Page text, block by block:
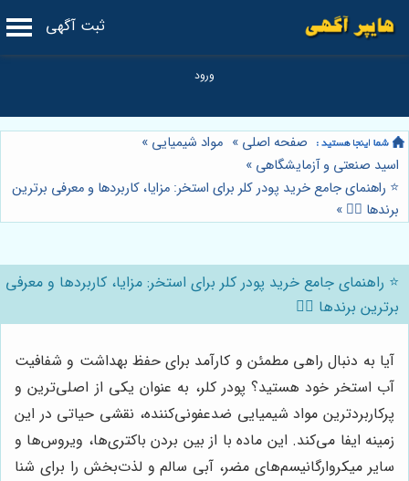
ثبت آگهی
صفحه اصلی » مواد شیمیایی »
اسید صنعتی و آزمایشگاهی »
⭐️ راهنمای جامع خرید پودر کلر برای استخر: مزایا، کاربردها و معرفی برترین
برندها 🏊‍♂️ »
⭐️ راهنمای جامع خرید پودر کلر برای استخر: مزایا، کاربردها و معرفی
برترین برندها 🏊‍♂️
آیا به دنبال راهی مطمئن و کارآمد برای حفظ بهداشت و شفافیت
آب استخر خود هستید؟ پودر کلر، به عنوان یکی از اصلی‌ترین و
پرکاربردترین مواد شیمیایی ضدعفونی‌کننده، نقشی حیاتی در این
زمینه ایفا می‌کند. این ماده با از بین بردن باکتری‌ها، ویروس‌ها و
سایر میکروارگانیسم‌های مضر، آبی سالم و لذت‌بخش را برای شنا